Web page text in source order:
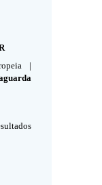
|